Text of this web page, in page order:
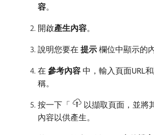
容。
開啟​產生內容。
說明您要在​ 提示 欄位中顯示的內
在​ 參考內容 中，輸入頁面URL
稱。
按一下「
以擷取頁面，並將
內容以供產生。